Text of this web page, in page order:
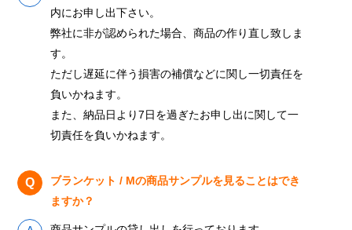
内にお申し出下さい。
弊社に非が認められた場合、商品の作り直し致しま
す。
ただし遅延に伴う損害の補償などに関し一切責任を
負いかねます。
また、納品日より7日を過ぎたお申し出に関して一
切責任を負いかねます。
ブランケット / Mの商品サンプルを見ることはでき
ますか？